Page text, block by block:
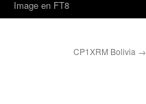
Image en FT8
CP1XRM Bolivia →